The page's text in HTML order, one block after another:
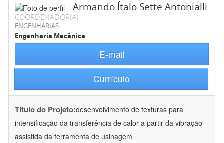
Armando Ítalo Sette Antonialli
COORDENADOR(A)
ENGENHARIAS
Engenharia Mecânica
E-mail
Currículo
Título do Projeto:desenvolvimento de texturas para
intensificação da transferência de calor a partir da vibração
assistida da ferramenta de usinagem